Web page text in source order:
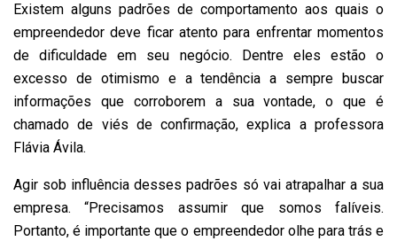
Existem alguns padrões de comportamento aos quais o
empreendedor deve ficar atento para enfrentar momentos
de dificuldade em seu negócio. Dentre eles estão o
excesso de otimismo e a tendência a sempre buscar
informações que corroborem a sua vontade, o que é
chamado de viés de confirmação, explica a professora
Flávia Ávila.
Agir sob influência desses padrões só vai atrapalhar a sua
empresa. “Precisamos assumir que somos falíveis.
Portanto, é importante que o empreendedor olhe para trás e